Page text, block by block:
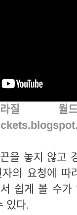
질 월
을 놓지 않고
의 요청에 따
쉽게 볼 수
있다.